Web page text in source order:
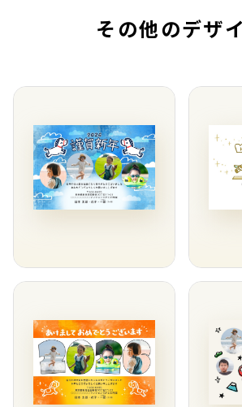
その他のデザ